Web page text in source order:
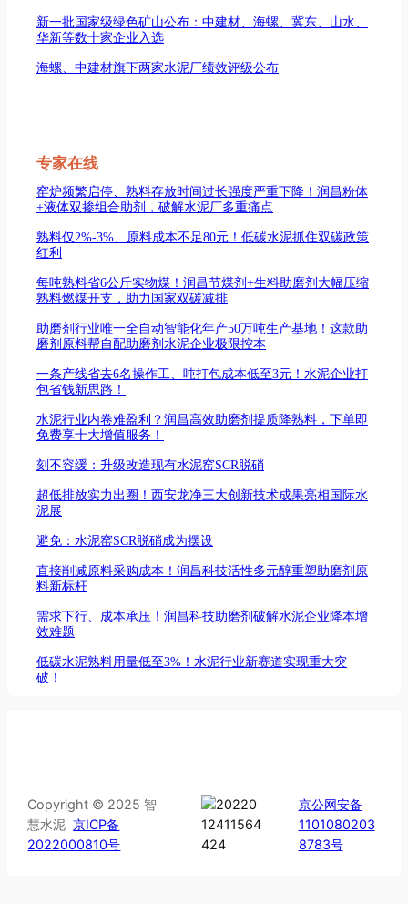
新一批国家级绿色矿山公布：中建材、海螺、冀东、山水、
华新等数十家企业入选
海螺、中建材旗下两家水泥厂绩效评级公布
专家在线
窑炉频繁启停、熟料存放时间过长强度严重下降！润昌粉体
+液体双掺组合助剂，破解水泥厂多重痛点
熟料仅2%-3%、原料成本不足80元！低碳水泥抓住双碳政策
红利
每吨熟料省6公斤实物煤！润昌节煤剂+生料助磨剂大幅压缩
熟料燃煤开支，助力国家双碳减排
助磨剂行业唯一全自动智能化年产50万吨生产基地！这款助
磨剂原料帮自配助磨剂水泥企业极限控本
一条产线省去6名操作工、吨打包成本低至3元！水泥企业打
包省钱新思路！
水泥行业内卷难盈利？润昌高效助磨剂提质降熟料，下单即
免费享十大增值服务！
刻不容缓：升级改造现有水泥窑SCR脱硝
超低排放实力出圈！西安龙净三大创新技术成果亮相国际水
泥展
避免：水泥窑SCR脱硝成为摆设
直接削减原料采购成本！润昌科技活性多元醇重塑助磨剂原
料新标杆
需求下行、成本承压！润昌科技助磨剂破解水泥企业降本增
效难题
低碳水泥熟料用量低至3%！水泥行业新赛道实现重大突
破！
Copyright © 2025 智
慧水泥京ICP备
2022000810号
京公网安备
1101080203
8783号